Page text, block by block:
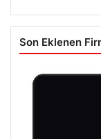
Son Eklenen